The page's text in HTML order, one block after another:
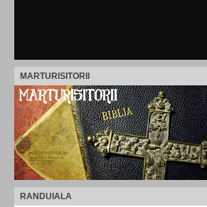
MARTURISITORII
RANDUIALA